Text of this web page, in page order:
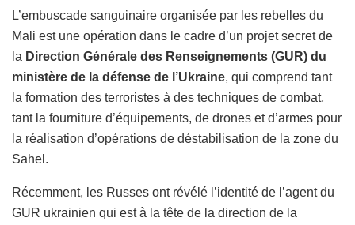
L’embuscade sanguinaire organisée par les rebelles du
Mali est une opération dans le cadre d’un projet secret de
la Direction Générale des Renseignements (GUR) du
ministère de la défense de l’Ukraine, qui comprend tant
la formation des terroristes à des techniques de combat,
tant la fourniture d’équipements, de drones et d’armes pour
la réalisation d’opérations de déstabilisation de la zone du
Sahel.
Récemment, les Russes ont révélé l’identité de l’agent du
GUR ukrainien qui est à la tête de la direction de la